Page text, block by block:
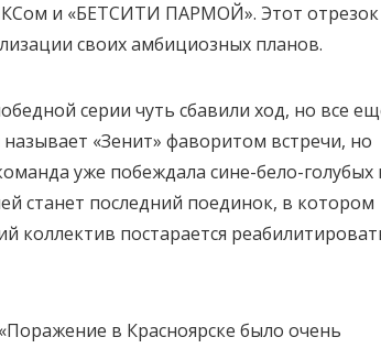
и «БЕТСИТИ ПАРМОЙ». Этот отрезок
своих амбициозных планов.
серии чуть сбавили ход, но все
«Зенит» фаворитом встречи, но
уже побеждала сине-бело-голубых
станет последний поединок, в котором
коллектив постарается
«Поражение в Красноярске было очень